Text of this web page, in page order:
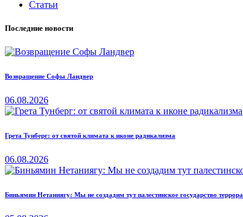
Статьи
Последние новости
Возвращение Софы Ландвер
06.08.2026
Грета Тунберг: от святой климата к иконе радикализма
06.08.2026
Биньямин Нетаниягу: Мы не создадим тут палестинское государство террора